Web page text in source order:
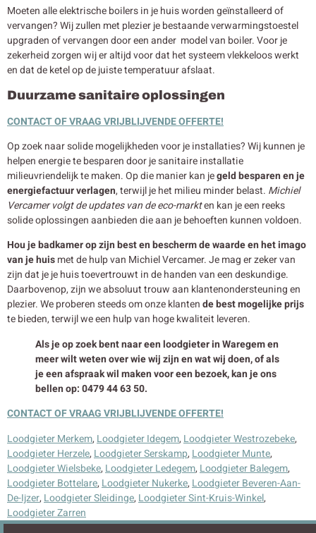
Moeten alle elektrische boilers in je huis worden geïnstalleerd of
vervangen? Wij zullen met plezier je bestaande verwarmingstoestel
upgraden of vervangen door een ander model van boiler. Voor je
zekerheid zorgen wij er altijd voor dat het systeem vlekkeloos werkt
en dat de ketel op de juiste temperatuur afslaat.
Duurzame sanitaire oplossingen
CONTACT OF VRAAG VRIJBLIJVENDE OFFERTE!
Op zoek naar solide mogelijkheden voor je installaties? Wij kunnen je
helpen energie te besparen door je sanitaire installatie
milieuvriendelijk te maken. Op die manier kan jegeld besparen en je
energiefactuur verlagen, terwijl je het milieu minder belast. Michiel
Vercamer volgt de updates van de eco-markten kan je een reeks
solide oplossingen aanbieden die aan je behoeften kunnen voldoen.
Hou je badkamer op zijn best en bescherm de waarde en het imago
van je huismet de hulp van Michiel Vercamer. Je mag er zeker van
zijn dat je je huis toevertrouwt in de handen van een deskundige.
Daarbovenop, zijn we absoluut trouw aan klantenondersteuning en
plezier. We proberen steeds om onze klantende best mogelijke prijs
te bieden, terwijl we een hulp van hoge kwaliteit leveren.
Als je op zoek bent naar een loodgieter in Waregem en
meer wilt weten over wie wij zijn en wat wij doen, of als
je een afspraak wil maken voor een bezoek, kan je ons
bellen op: 0479 44 63 50.
CONTACT OF VRAAG VRIJBLIJVENDE OFFERTE!
Loodgieter Merkem, Loodgieter Idegem, Loodgieter Westrozebeke,
Loodgieter Herzele, Loodgieter Serskamp, Loodgieter Munte,
Loodgieter Wielsbeke, Loodgieter Ledegem, Loodgieter Balegem,
Loodgieter Bottelare, Loodgieter Nukerke, Loodgieter Beveren-Aan-
De-Ijzer, Loodgieter Sleidinge, Loodgieter Sint-Kruis-Winkel,
Loodgieter Zarren